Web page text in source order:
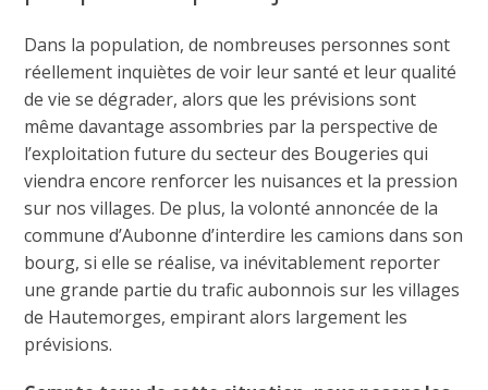
Dans la population, de nombreuses personnes sont
réellement inquiètes de voir leur santé et leur qualité
de vie se dégrader, alors que les prévisions sont
même davantage assombries par la perspective de
l’exploitation future du secteur des Bougeries qui
viendra encore renforcer les nuisances et la pression
sur nos villages. De plus, la volonté annoncée de la
commune d’Aubonne d’interdire les camions dans son
bourg, si elle se réalise, va inévitablement reporter
une grande partie du trafic aubonnois sur les villages
de Hautemorges, empirant alors largement les
prévisions.